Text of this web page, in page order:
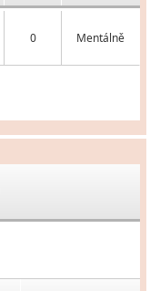
0 Mentálně